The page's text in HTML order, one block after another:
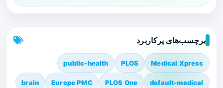
برچسب‌های پرکاربرد
Medical Xpress
PLOS
public-health
default-medical
PLOS One
Europe PMC
brain